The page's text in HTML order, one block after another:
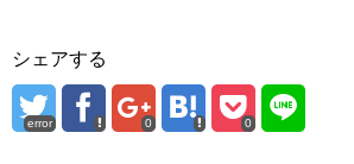
「ライフ・ オン・ マーズ」2019年11月
(ENG SUB) Behind The Scene Hyun
Jin-Crash Landing On You/ヒョンビン❤️ソンイ
九尾狐外伝 メイキング03 ハン・イェス
チョ・ヒョンジェ 조현재 九尾狐外
キム・テヒの弟イ・ワン♥イ・ボミ、
「まず熱く掃除せよ」女優キム・ユジ
シェアする
error 0 0